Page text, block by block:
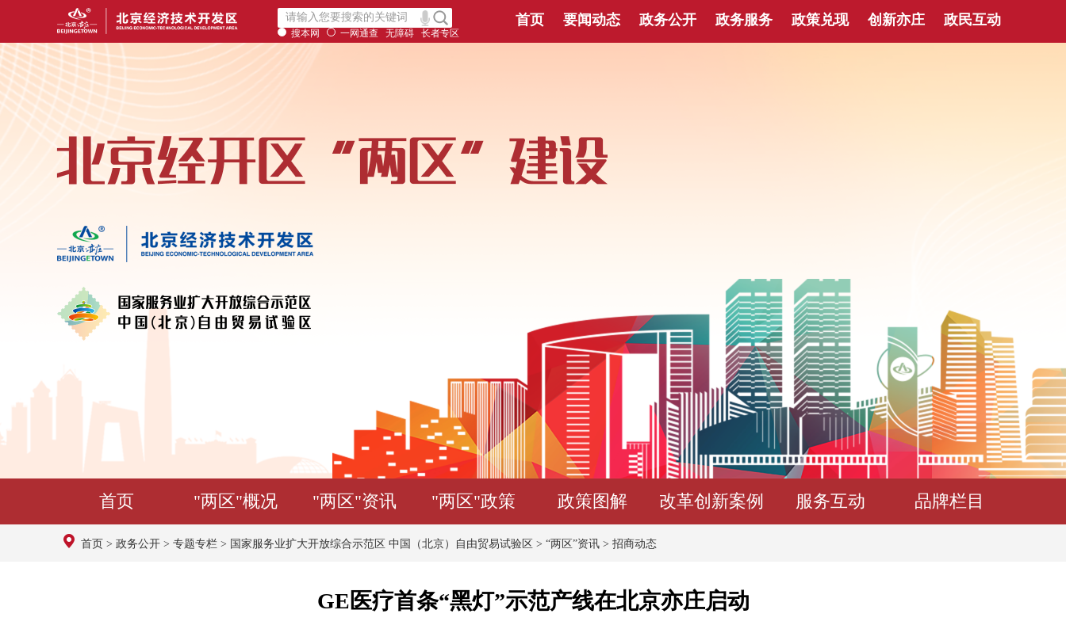
搜本网 一网通查 无障碍 长者专区
首页 要闻动态 政务公开 政务服务 政策兑现 创新亦庄 政民互动
首页 "两区"概况 "两区"资讯 "两区"政策 政策图解 改革创新案例 服务互动 品牌栏目
首页 > 政务公开 > 专题专栏 > 国家服务业扩大开放综合示范区 中国（北京）自由贸易试验区 > “两区”资讯 > 招商动态
GE医疗首条“黑灯”示范产线在北京亦庄启动